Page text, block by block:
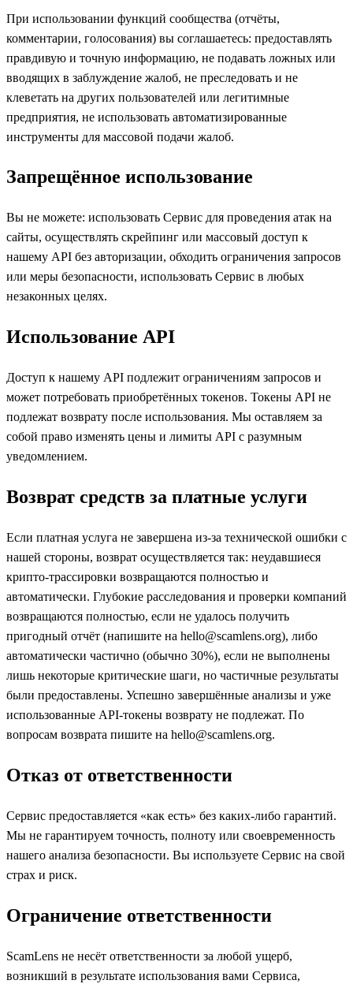
При использовании функций сообщества (отчёты,
комментарии, голосования) вы соглашаетесь: предоставлять
правдивую и точную информацию, не подавать ложных или
вводящих в заблуждение жалоб, не преследовать и не
клеветать на других пользователей или легитимные
предприятия, не использовать автоматизированные
инструменты для массовой подачи жалоб.
Запрещённое использование
Вы не можете: использовать Сервис для проведения атак на
сайты, осуществлять скрейпинг или массовый доступ к
нашему API без авторизации, обходить ограничения запросов
или меры безопасности, использовать Сервис в любых
незаконных целях.
Использование API
Доступ к нашему API подлежит ограничениям запросов и
может потребовать приобретённых токенов. Токены API не
подлежат возврату после использования. Мы оставляем за
собой право изменять цены и лимиты API с разумным
уведомлением.
Возврат средств за платные услуги
Если платная услуга не завершена из-за технической ошибки с
нашей стороны, возврат осуществляется так: неудавшиеся
крипто-трассировки возвращаются полностью и
автоматически. Глубокие расследования и проверки компаний
возвращаются полностью, если не удалось получить
пригодный отчёт (напишите на hello@scamlens.org), либо
автоматически частично (обычно 30%), если не выполнены
лишь некоторые критические шаги, но частичные результаты
были предоставлены. Успешно завершённые анализы и уже
использованные API-токены возврату не подлежат. По
вопросам возврата пишите на hello@scamlens.org.
Отказ от ответственности
Сервис предоставляется «как есть» без каких-либо гарантий.
Мы не гарантируем точность, полноту или своевременность
нашего анализа безопасности. Вы используете Сервис на свой
страх и риск.
Ограничение ответственности
ScamLens не несёт ответственности за любой ущерб,
возникший в результате использования вами Сервиса,